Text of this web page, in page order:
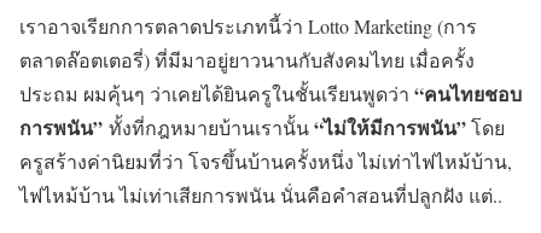
เราอาจเรียกการตลาดประเภทนี้ว่า Lotto Marketing (การ
ตลาดล๊อตเตอรี่) ที่มีมาอยู่ยาวนานกับสังคมไทย เมื่อครั้ง
ประถม ผมคุ้นๆ ว่าเคยได้ยินครูในชั้นเรียนพูดว่า “คนไทยชอบ
การพนัน” ทั้งที่กฎหมายบ้านเรานั้น“ไม่ให้มีการพนัน”โดย
ครูสร้างค่านิยมที่ว่า โจรขึ้นบ้านครั้งหนึ่ง ไม่เท่าไฟไหม้บ้าน,
ไฟไหม้บ้าน ไม่เท่าเสียการพนัน นั่นคือคำสอนที่ปลูกฝัง แต่..